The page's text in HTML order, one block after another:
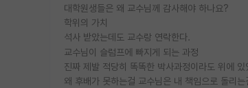
대학원생들은 왜 교수님께 감사해야 하나요?
학위의 가치
석사 받았는데도 교수랑 연락한다.
교수님이 슬럼프에 빠지게 되는 과정